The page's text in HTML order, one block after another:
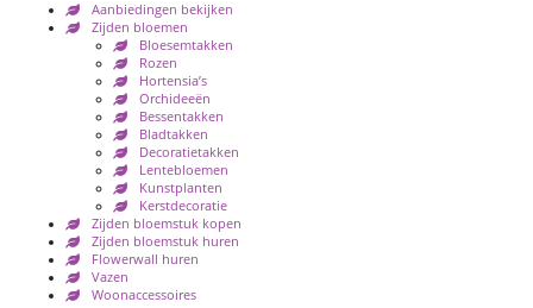
Aanbiedingen bekijken
Zijden bloemen
Bloesemtakken
Rozen
Hortensia’s
Orchideeën
Bessentakken
Bladtakken
Decoratietakken
Lentebloemen
Kunstplanten
Kerstdecoratie
Zijden bloemstuk kopen
Zijden bloemstuk huren
Flowerwall huren
Vazen
Woonaccessoires